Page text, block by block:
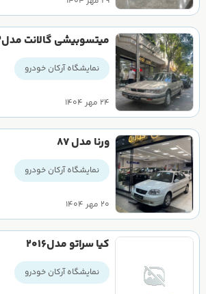
میتسوبیشی گالانت مدل۱۹۹۲
نمایشگاه آرکان خودرو
۲۴ مهر ۱۴۰۴
ورنا مدل ۸۷
نمایشگاه آرکان خودرو
۲۰ مهر ۱۴۰۴
کیا سراتو مدل۲۰۱۶
نمایشگاه آرکان خودرو